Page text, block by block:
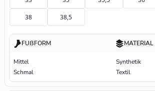
38 38,5
FUßFORM
Mittel
Schmal
MATERIAL
Synthetik
Textil